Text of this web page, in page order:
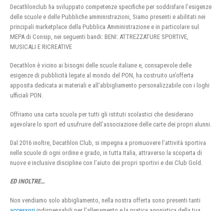
Decathlonclub ha sviluppato competenze specifiche per soddisfare l’esigenze
delle scuole e delle Pubbliche amministrazioni, Siamo presenti e abilitati nei
principali marketplace della Pubblica Amministrazione e in particolare sul
MEPA di Consip, nei seguenti bandi: BENI: ATTREZZATURE SPORTIVE,
MUSICALI E RICREATIVE
Decathlon è vicino ai bisogni delle scuole italiane e, consapevole delle
esigenze di pubblicità legate al mondo del PON, ha costruito un’offerta
apposita dedicata ai materiali e all’abbigliamento personalizzabile con i loghi
ufficiali PON.
Offriamo una carta scuola per tutti gli istituti scolastici che desiderano
agevolare lo sport ed usufruire dell’associazione delle carte dei propri alunni.
Dal 2016 inoltre, Decathlon Club, si impegna a promuovere l’attività sportiva
nelle scuole di ogni ordine e grado, in tutta Italia, attraverso la scoperta di
nuove e inclusive discipline con l’aiuto dei propri sportivi e dei Club Gold.
ED INOLTRE…
Non vendiamo solo abbigliamento, nella nostra offerta sono presenti tanti